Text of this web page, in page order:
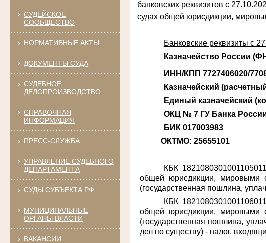
СУДЕЙСКОЕ
СООБЩЕСТВО
НОРМАТИВНЫЕ АКТЫ
ДОКУМЕНТЫ СУДА
СУДЕБНОЕ
ДЕЛОПРОИЗВОДСТВО
СПРАВОЧНАЯ
ИНФОРМАЦИЯ
ПРЕСС-СЛУЖБА
УПРАВЛЕНИЕ СУДЕБНОГО
ДЕПАРТАМЕНТА
СУДЫ СУБЪЕКТА РФ
МУНИЦИПАЛЬНЫЕ
ОРГАНЫ ВЛАСТИ
ВАКАНСИИ
банковских реквизитов с
судах общей юрисдикции,
Банковские реквизиты с
Казначейство России
ИНН/КПП 7727406020/
Казначейский
Единый казначейский
ОКЦ № 7 ГУ Банка
БИК 017003983
ОКТМО: 25655101
КБК
общей юрисдикции, мировыми
(государственная пошлина,
КБК
общей юрисдикции, мировыми
(государственная пошлина,
дел по существу) - налог,